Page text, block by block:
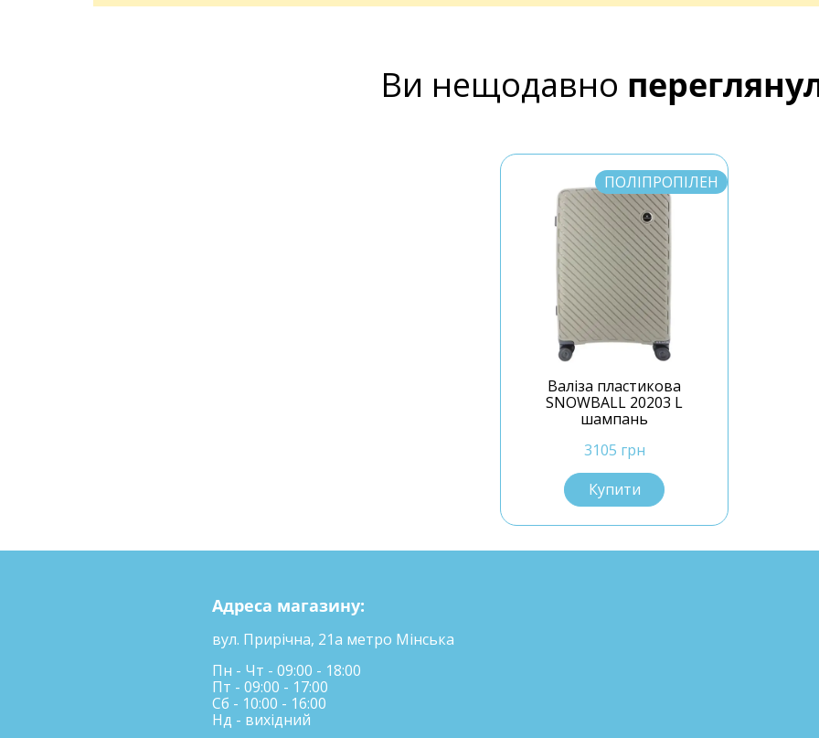
Ви нещодавно
ПОЛІПРОПІЛЕН
Валіза пластикова
SNOWBALL 20203 L
шампань
3105 грн
Купити
Адреса магазину:
вул. Прирічна, 21а метро Мінська
Пн - Чт - 09:00 - 18:00
Пт - 09:00 - 17:00
Сб - 10:00 - 16:00
Нд - вихідний